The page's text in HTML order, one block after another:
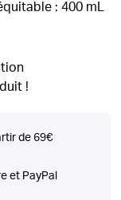
: 400 mL
!
de 69€
et PayPal